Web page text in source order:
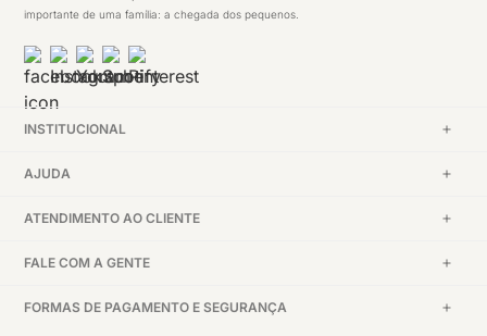
importante de uma família: a chegada dos pequenos.
INSTITUCIONAL
AJUDA
ATENDIMENTO AO CLIENTE
FALE COM A GENTE
FORMAS DE PAGAMENTO E SEGURANÇA